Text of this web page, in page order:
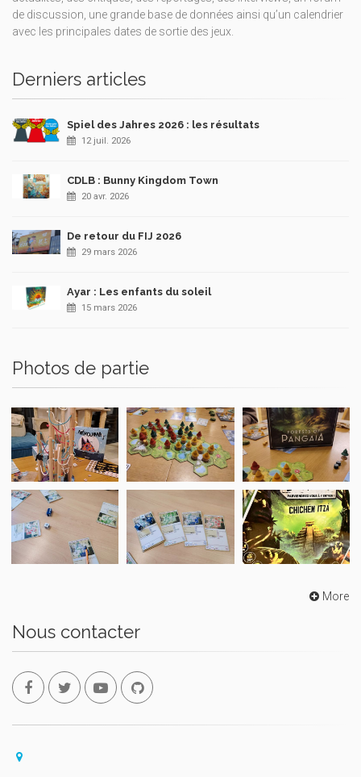
de discussion, une grande base de données ainsi qu’un calendrier
avec les principales dates de sortie des jeux.
Derniers articles
Spiel des Jahres 2026 : les résultats
12 juil. 2026
CDLB : Bunny Kingdom Town
20 avr. 2026
De retour du FIJ 2026
29 mars 2026
Ayar : Les enfants du soleil
15 mars 2026
Photos de partie
More
Nous contacter